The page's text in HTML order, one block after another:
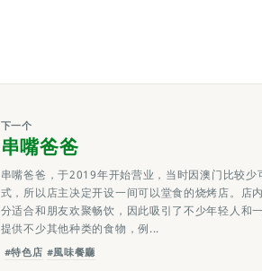
下一个
串嘴爸爸
串嘴爸爸，于2019年开始营业，当时因澳门比较
式，所以店主决定开设一间可以堂食的烧烤店。店
分适合和朋友欢聚畅饮，因此吸引了不少年轻人和
提供不少其他种类的食物，例...
#特色店 #風味餐廳